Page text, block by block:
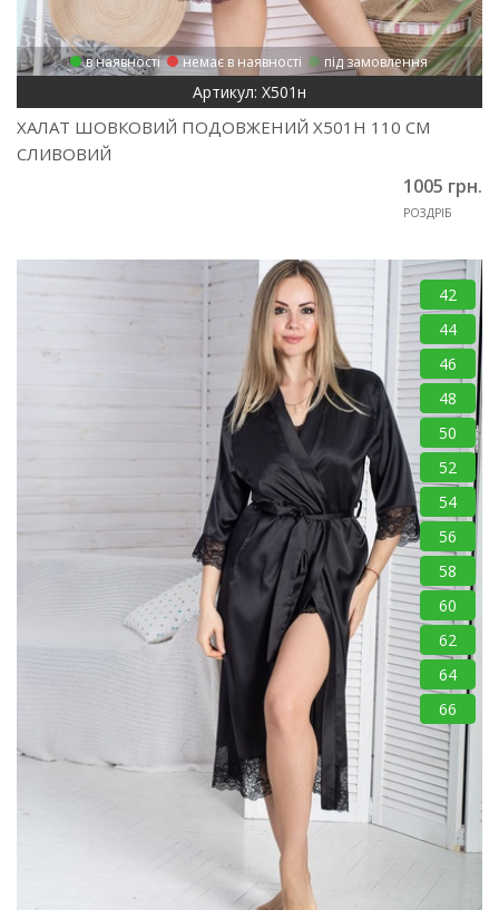
в наявності немає в наявності під замовлення
Артикул: Х501н
ХАЛАТ ШОВКОВИЙ ПОДОВЖЕНИЙ Х501Н 110 СМ
СЛИВОВИЙ
1005 грн.
РОЗДРІБ
42
44
46
48
50
52
54
56
58
60
62
64
66